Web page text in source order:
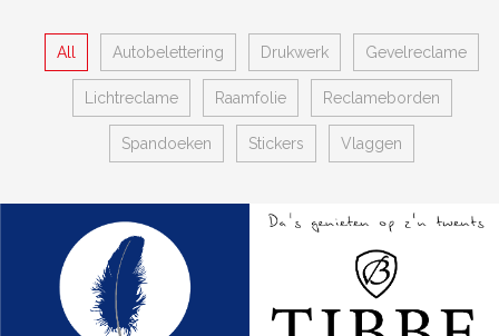
All Autobelettering Drukwerk Gevelreclame
Lichtreclame Raamfolie Reclameborden
Spandoeken Stickers Vlaggen